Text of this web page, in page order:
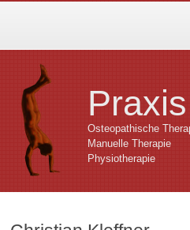
Osteopathische
Manuelle Therapie
Physiotherapie